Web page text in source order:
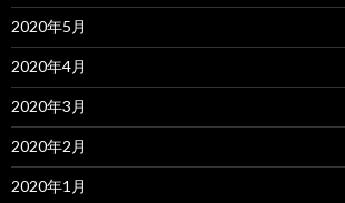
2020年5月
2020年4月
2020年3月
2020年2月
2020年1月